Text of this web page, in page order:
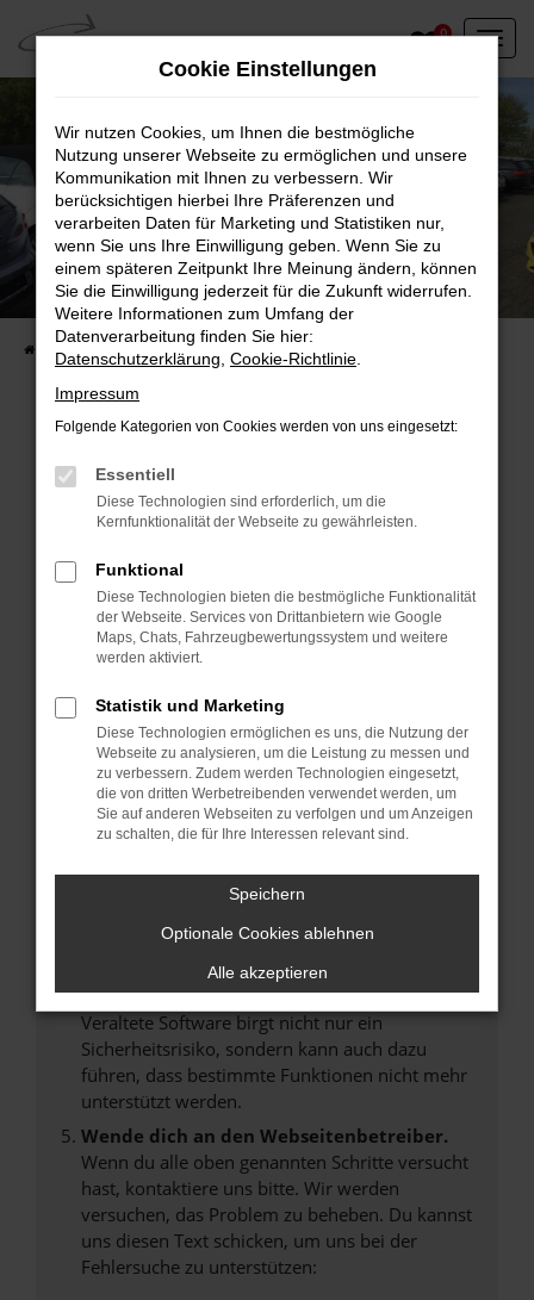
Zum
Hauptinhalt
springen
0
Unser Fahrzeugbestand vor Ort
Entdecken Sie unsere sofort verfügbaren
Fahrzeugangebote
Fehler: Network Error
Beim Laden ist ein Fehler aufgetreten.
Hier sind ein paar Tipps, die dir helfen können:
Überprüfe deine Firewall und deine
Internetverbindung.
Laden andere Webseiten, zum Beispiel deine
Suchmaschine?
Manche Erweiterungen, wie Werbeblocker,
können das Laden bestimmter Seiten
verhindern. Funktioniert die Seite in einem
anderen Browser oder in einem privaten
Fenster?
Das kann manchmal helfen, vorübergehende
Probleme zu beheben.
Stelle sicher, dass dein Browser und dein
Betriebssystem auf dem neuesten Stand
sind.
Veraltete Software birgt nicht nur ein
Sicherheitsrisiko, sondern kann auch dazu
führen, dass bestimmte Funktionen nicht mehr
unterstützt werden.
Wende dich an den Webseitenbetreiber.
Wenn du alle oben genannten Schritte versucht
hast, kontaktiere uns bitte. Wir werden
versuchen, das Problem zu beheben. Du kannst
uns diesen Text schicken, um uns bei der
Fehlersuche zu unterstützen:
Cookie Einstellungen
Wir nutzen Cookies, um Ihnen die bestmögliche
Nutzung unserer Webseite zu ermöglichen und unsere
Kommunikation mit Ihnen zu verbessern. Wir
berücksichtigen hierbei Ihre Präferenzen und
verarbeiten Daten für Marketing und Statistiken nur,
wenn Sie uns Ihre Einwilligung geben. Wenn Sie zu
einem späteren Zeitpunkt Ihre Meinung ändern, können
Sie die Einwilligung jederzeit für die Zukunft widerrufen.
Weitere Informationen zum Umfang der
Datenverarbeitung finden Sie hier:
Datenschutzerklärung Cookie-Richtlinie
Impressum
Folgende Kategorien von Cookies werden von uns eingesetzt:
Essentiell
Diese Technologien sind erforderlich, um die
Kernfunktionalität der Webseite zu gewährleisten.
Funktional
Diese Technologien bieten die bestmögliche Funktionalität
der Webseite. Services von Drittanbietern wie Google
Maps, Chats, Fahrzeugbewertungssystem und weitere
werden aktiviert.
Statistik und Marketing
Diese Technologien ermöglichen es uns, die Nutzung der
Webseite zu analysieren, um die Leistung zu messen und
zu verbessern. Zudem werden Technologien eingesetzt,
die von dritten Werbetreibenden verwendet werden, um
Sie auf anderen Webseiten zu verfolgen und um Anzeigen
zu schalten, die für Ihre Interessen relevant sind.
Speichern
Optionale Cookies ablehnen
Alle akzeptieren